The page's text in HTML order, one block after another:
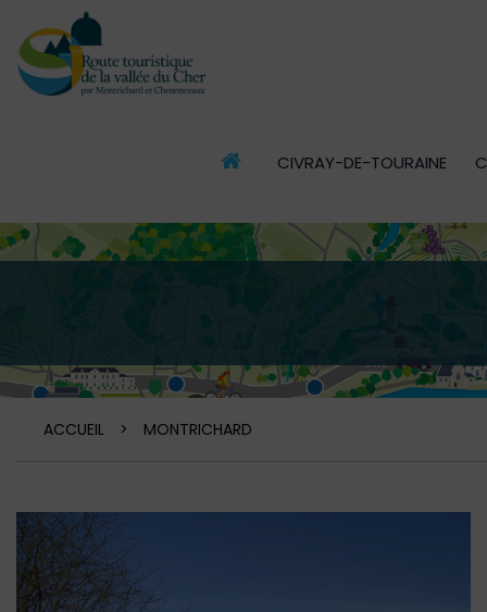
CIVRAY-DE-TOURAINE
ACCUEIL > MONTRICHARD